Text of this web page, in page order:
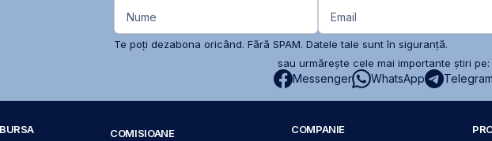
Nume Email
Te poți dezabona oricând. Fără SPAM. Datele tale sunt în siguranță.
sau urmărește cele mai importante știri pe:
Messenger WhatsApp Telegram
COMISIOANE
COMPANIE